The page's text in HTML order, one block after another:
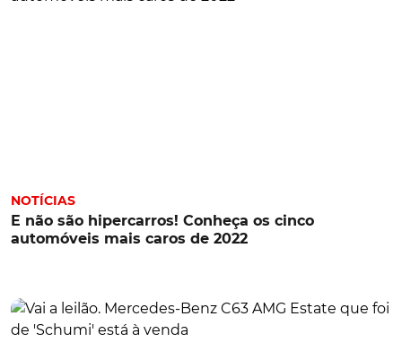
NOTÍCIAS
E não são hipercarros! Conheça os cinco
automóveis mais caros de 2022